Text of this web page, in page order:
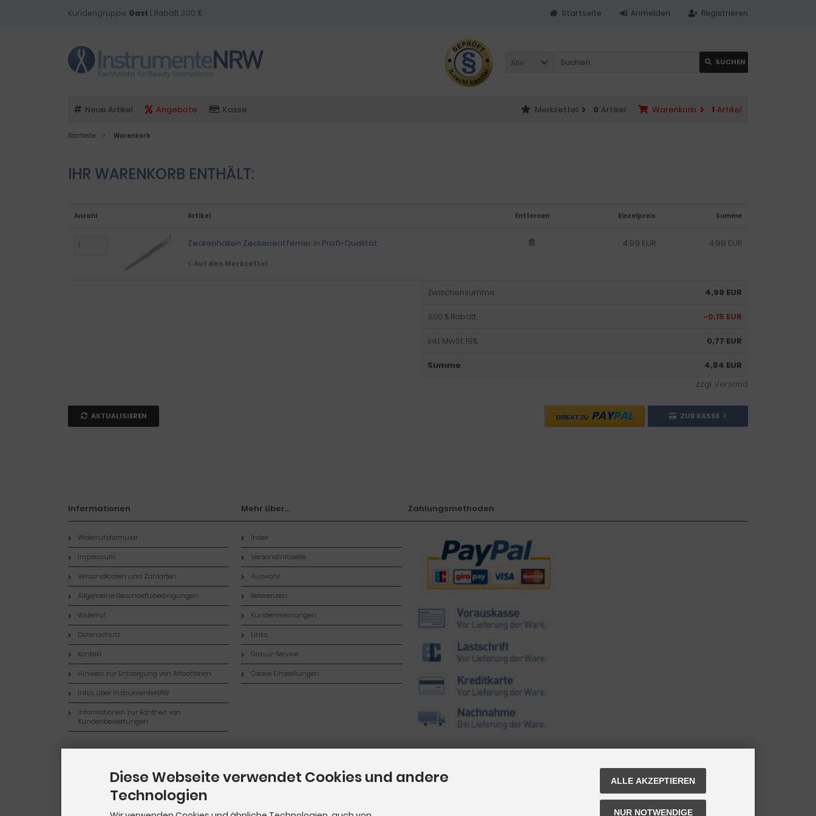
Kundengruppe: Gast | Rabatt 3.00 % Registrieren
Anmelden
Startseite
Alle SUCHEN
Neue Artikel Angebote Kasse Warenkorb 1 Artikel
Merkzettel 0 Artikel
Startseite Warenkorb
IHR WARENKORB ENTHÄLT:
Anzahl Artikel Summe
Einzelpreis
Entfernen
Zeckenhaken Zeckenentferner in Profi-Qualität
Auf den Merkzettel
4,99 EUR
4,99 EUR
Zwischensumme: 4,99 EUR
3.00 % Rabatt: -0,15 EUR
inkl. MwSt. 19%: 0,77 EUR
Summe:
4,84 EUR
zzgl.Versand
AKTUALISIEREN ZUR KASSE
DIREKT ZU PAYPAL
Informationen
Widerrufsformular
Impressum
Versandkosten und Zahlarten
Allgemeine Geschaeftsbedingungen
Widerruf
Datenschutz
Kontakt
Hinweis zur Entsorgung von Altbatterien
Infos über InstrumenteNRW
Informationen zur Echtheit von
Kundenbewertungen
Mehr über...
Index
Versandinfoseite
Auswahl
Referenzen
Kundenmeinungen
Links
Gravur-Service
Cookie Einstellungen
Zahlungsmethoden
WiderrufsformularDiese Webseite verwendet Cookies und andere
Technologien
ALLE AKZEPTIEREN
NUR NOTWENDIGE